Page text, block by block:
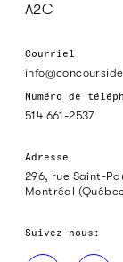
A2C
Courriel
Numéro de
514 661-2537
Adresse
296, rue Saint-
Montréal
Suivez-nous: